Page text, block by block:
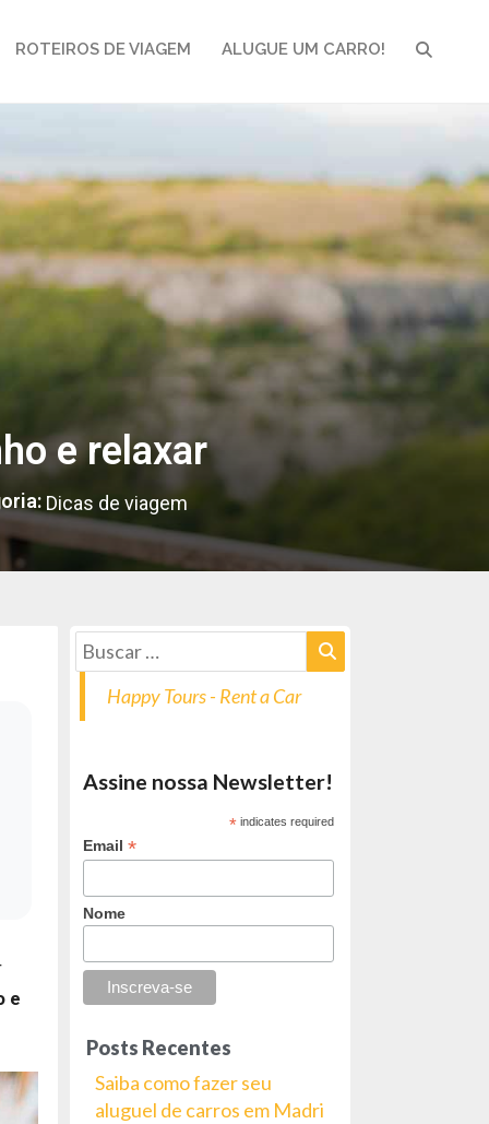
ROTEIROS DE VIAGEM ALUGUE UM CARRO!
e relaxar
Dicas de viagem
e
Happy Tours - Rent a Car
Assine nossa Newsletter!
* indicates required
Email*
Nome
Posts Recentes
Saiba como fazer seu
aluguel de carros em Madri